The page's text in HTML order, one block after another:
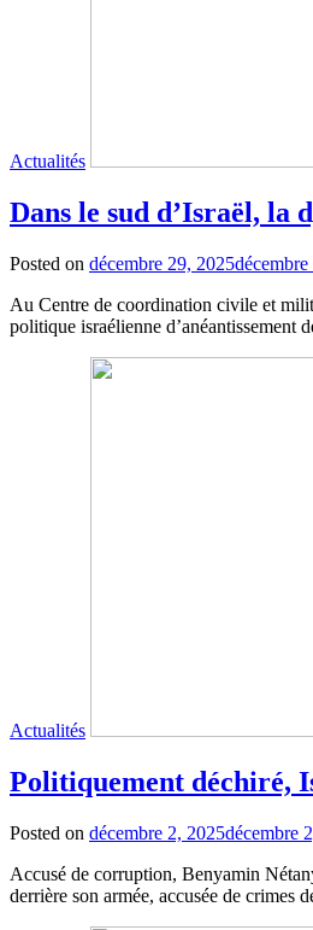
Actualités
Dans le sud d’Israël, la
Posted on décembre 29, 2025
Au Centre de coordination civile et
politique israélienne d’anéantissement
Actualités
Politiquement déchiré,
Posted on décembre 2, 2025décembre
Accusé de corruption, Benyamin
derrière son armée, accusée de crimes